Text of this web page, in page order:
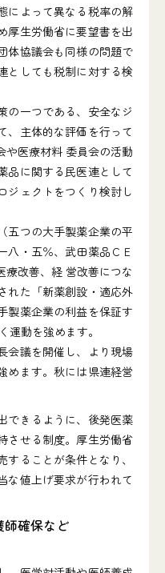
によって異なる税率の解
厚生労働省に要望書を出
体協議会も同様の問題で
としても税制に対する検
の一つである、安全なジ
、主体的な評価を行って
や医療材料 委員会の活動
品に関する民医連として
ジェクトをつくり検討し
五つの大手製薬企業の平
八・五％、武田薬品ＣＥ
療改善、経 営改善につな
れた「新薬創設・適応外
製薬企業の利益を保証す
運動を強めます。
会議を開催し、より現場
めます。秋には県連経営
きるように、後発医薬
させる制度。厚生労働省
ることが条件となり、
な値上げ要求が行われて
師確保など